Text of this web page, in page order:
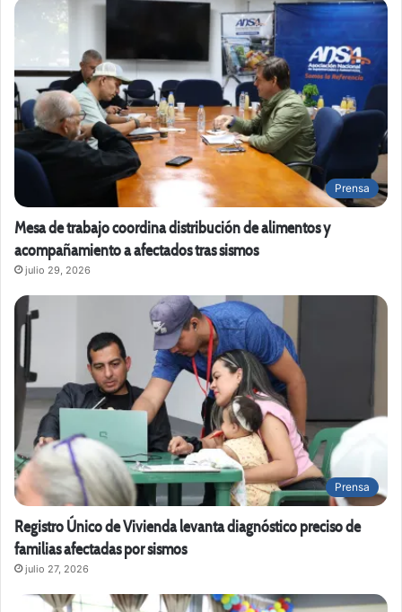
Prensa
Mesa de trabajo coordina distribución de alimentos y
acompañamiento a afectados tras sismos
julio 29, 2026
Prensa
Registro Único de Vivienda levanta diagnóstico preciso de
familias afectadas por sismos
julio 27, 2026